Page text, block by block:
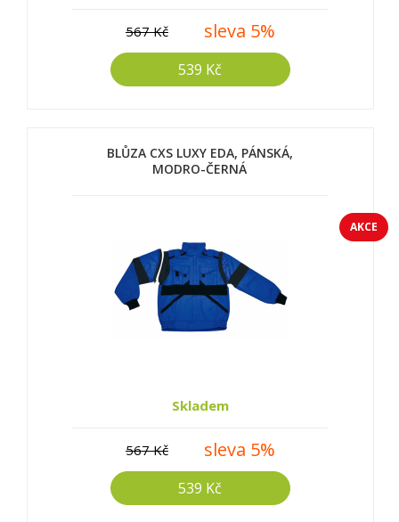
567 Kč sleva 5%
539 Kč
AKCE
BLŮZA CXS LUXY EDA, PÁNSKÁ,
MODRO-ČERNÁ
Skladem
567 Kč sleva 5%
539 Kč